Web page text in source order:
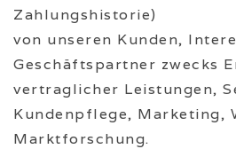
Zahlungshistorie)
von unseren Kunden,
Geschäftspartner zwecks
vertraglicher Leistungen,
Kundenpflege, Marketing,
Marktforschung.